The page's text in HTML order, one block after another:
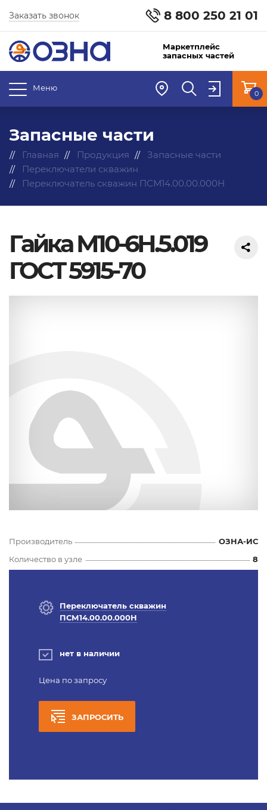
8 800 250 21 01
Заказать звонок
Маркетплейс
запасных частей
Меню
0
Запасные части
Главная Продукция
Запасные части
Переключатели скважин
Переключатель скважин ПСМ14.00.00.000Н
Гайка М10-6Н.5.019
ГОСТ 5915-70
Производитель
ОЗНА-ИС
Количество в узле
8
Переключатель скважин
ПСМ14.00.00.000Н
нет в наличии
Цена по запросу
ЗАПРОСИТЬ